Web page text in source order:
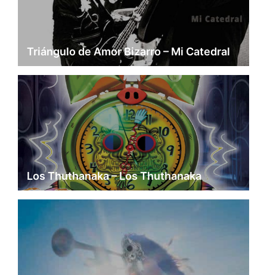
Triángulo de Amor Bizarro – Mi Catedral
Los Thuthanaka – Los Thuthanaka